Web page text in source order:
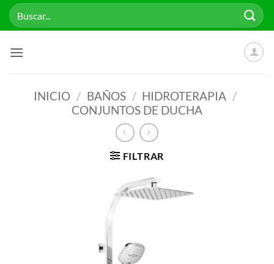
Saltar
Buscar
por:
INICIO / BAÑOS / HIDROTERAPIA /
CONJUNTOS DE DUCHA
FILTRAR